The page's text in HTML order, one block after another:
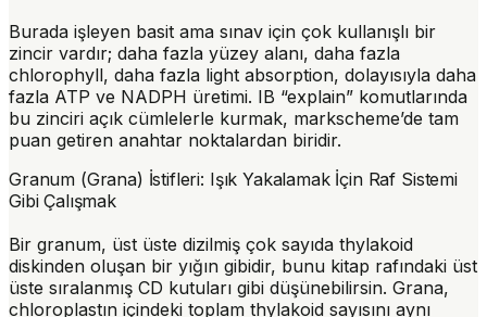
Burada işleyen basit ama sınav için çok kullanışlı bir
zincir vardır; daha fazla yüzey alanı, daha fazla
chlorophyll, daha fazla light absorption, dolayısıyla daha
fazla ATP ve NADPH üretimi. IB “explain” komutlarında
bu zinciri açık cümlelerle kurmak, markscheme’de tam
puan getiren anahtar noktalardan biridir.
Granum (Grana) İstifleri: Işık Yakalamak İçin Raf Sistemi
Gibi Çalışmak
Bir granum, üst üste dizilmiş çok sayıda thylakoid
diskinden oluşan bir yığın gibidir, bunu kitap rafındaki üst
üste sıralanmış CD kutuları gibi düşünebilirsin. Grana,
chloroplastın içindeki toplam thylakoid sayısını aynı